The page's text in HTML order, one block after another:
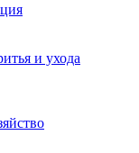
и ухода